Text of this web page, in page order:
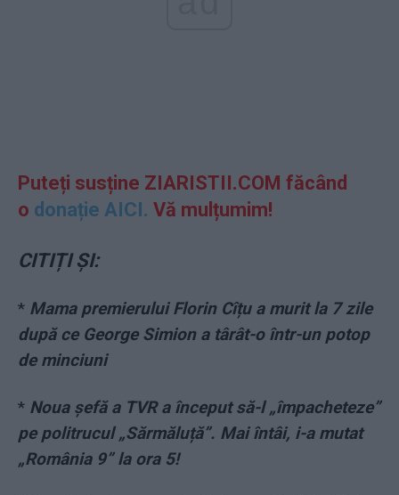
Puteți susține ZIARISTII.COM făcând
o donație AICI. Vă mulțumim!
CITIȚI ȘI:
* Mama premierului Florin Cîțu a murit la 7 zile
după ce George Simion a târât-o într-un potop
de minciuni
* Noua șefă a TVR a început să-l „împacheteze”
pe politrucul „Sărmăluță”. Mai întâi, i-a mutat
„România 9” la ora 5!